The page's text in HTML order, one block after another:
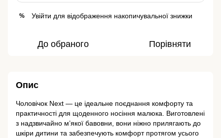
% Увійти для відображення накопичувальної знижки
До обраного Порівняти
Опис
Чоловічок Next — це ідеальне поєднання комфорту та
практичності для щоденного носіння малюка. Виготовлені
з надзвичайно м’якої бавовни, вони ніжно прилягають до
шкіри дитини та забезпечують комфорт протягом усього